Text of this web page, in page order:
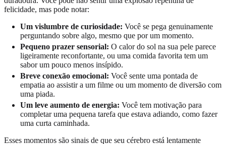
felicidade, mas pode notar:
Um vislumbre de curiosidade: Você se pega genuinamente
perguntando sobre algo, mesmo que por um momento.
Pequeno prazer sensorial: O calor do sol na sua pele parece
ligeiramente reconfortante, ou uma comida favorita tem um
sabor um pouco menos insípido.
Breve conexão emocional: Você sente uma pontada de
empatia ao assistir a um filme ou um momento de diversão com
uma piada.
Um leve aumento de energia: Você tem motivação para
completar uma pequena tarefa que estava adiando, como fazer
uma curta caminhada.
Esses momentos são sinais de que seu cérebro está lentamente